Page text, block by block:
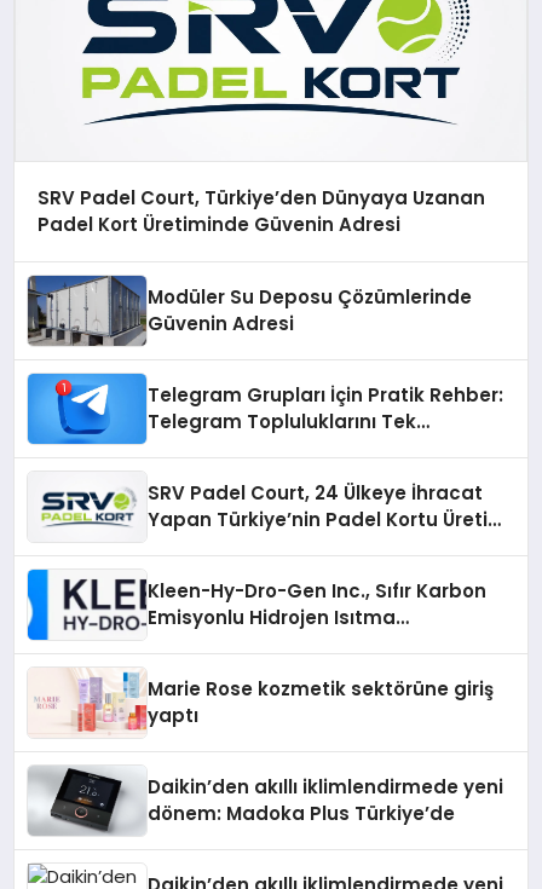
SRV Padel Court, Türkiye’den Dünyaya Uzanan
Padel Kort Üretiminde Güvenin Adresi
Modüler Su Deposu Çözümlerinde
Güvenin Adresi
Telegram Grupları İçin Pratik Rehber:
Telegram Topluluklarını Tek
SRV Padel Court, 24 Ülkeye İhracat
Yapan Türkiye’nin Padel Kortu Üretim
Kleen-Hy-Dro-Gen Inc., Sıfır Karbon
Emisyonlu Hidrojen Isıtma
Marie Rose kozmetik sektörüne giriş
yaptı
Daikin’den akıllı iklimlendirmede yeni
dönem: Madoka Plus Türkiye’de